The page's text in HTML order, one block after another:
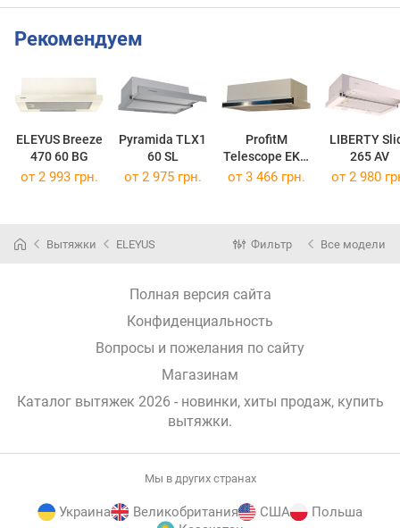
Рекомендуем
ELEYUS Breeze
470 60 BG
Pyramida TLX1
60 SL
ProfitM
Telescope EKO
60
LIBERTY
265 AV
от 2 993 грн. от 2 975 грн. от 3 466 грн. от 2 980
Вытяжки ELEYUS Фильтр Все модели
Полная версия сайта
Конфиденциальность
Вопросы и пожелания по сайту
Магазинам
Каталог вытяжек 2026 - новинки, хиты продаж, купить
вытяжки.
Мы в других странах
Украина Великобритания США
Польша